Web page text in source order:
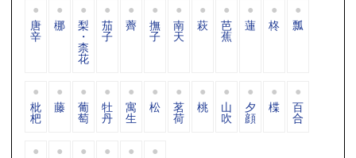
唐
辛
梛 梨
・
柰
花
茄
子
薺 撫
子
南
天
萩 芭
蕉
蓮 柊 瓢
枇
杷
藤 葡
萄
牡
丹
寓
生
松 茗
荷
桃 山
吹
夕
顔
楪 百
合